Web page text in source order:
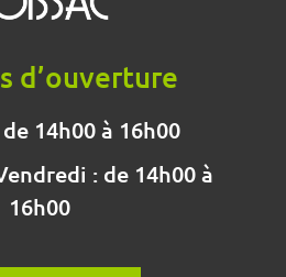
d’ouverture
14h00 à 16h00
: de 14h00 à
16h00